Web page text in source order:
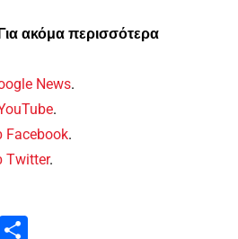
ακόμα περισσότερα
News.
.
Facebook.
Twitter.
LinkedIn